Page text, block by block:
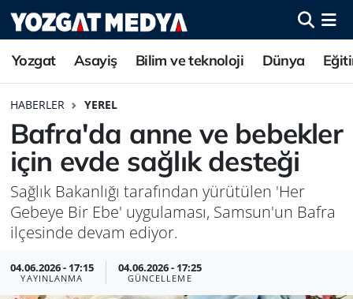
Yozgat Asayiş Bilim ve teknoloji Dünya
HABERLER YEREL
Bafra'da anne ve bebekler
için evde sağlık desteği
Sağlık Bakanlığı tarafından yürütülen 'Her
Gebeye Bir Ebe' uygulaması, Samsun'un Bafra
ilçesinde devam ediyor.
04.06.2026 - 17:15
YAYINLANMA
04.06.2026 - 17:25
GÜNCELLEME